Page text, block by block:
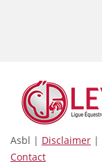
Asbl | Disclaimer |
Contact